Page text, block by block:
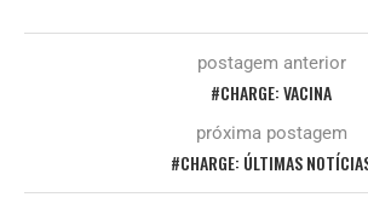
postagem anterior
#CHARGE: VACINA
próxima postagem
#CHARGE: ÚLTIMAS